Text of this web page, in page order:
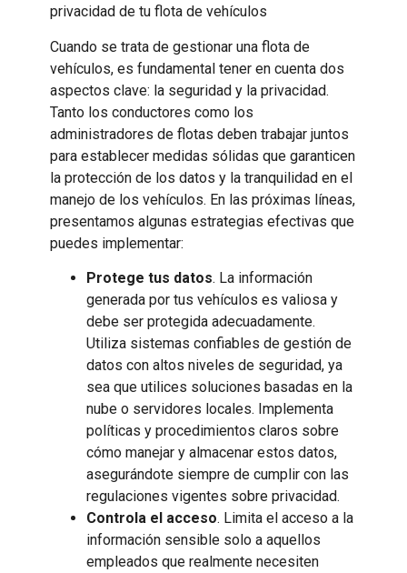
privacidad de tu flota de vehículos
Cuando se trata de gestionar una flota de
vehículos, es fundamental tener en cuenta dos
aspectos clave: la seguridad y la privacidad.
Tanto los conductores como los
administradores de flotas deben trabajar juntos
para establecer medidas sólidas que garanticen
la protección de los datos y la tranquilidad en el
manejo de los vehículos. En las próximas líneas,
presentamos algunas estrategias efectivas que
puedes implementar:
Protege tus datos. La información
generada por tus vehículos es valiosa y
debe ser protegida adecuadamente.
Utiliza sistemas confiables de gestión de
datos con altos niveles de seguridad, ya
sea que utilices soluciones basadas en la
nube o servidores locales. Implementa
políticas y procedimientos claros sobre
cómo manejar y almacenar estos datos,
asegurándote siempre de cumplir con las
regulaciones vigentes sobre privacidad.
Controla el acceso. Limita el acceso a la
información sensible solo a aquellos
empleados que realmente necesiten